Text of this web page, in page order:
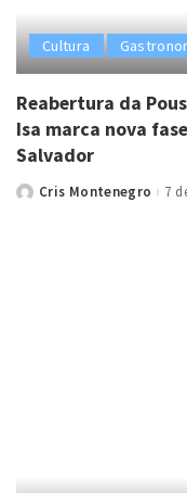
Cultura
Reabertura da
Isa marca nova
Salvador
PostedCris Montenegro 7